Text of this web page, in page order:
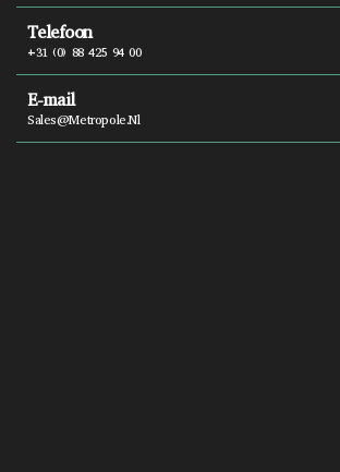
Telefoon
+31 (0) 88 425 94 00
E-mail
Sales@metropole.nl